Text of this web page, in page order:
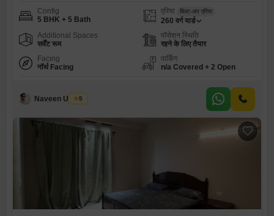
Config
5 BHK + 5 Bath
एरिया बिल्ट-अप एरिया
260 वर्ग यार्ड
Additional Spaces
सर्वेंट रूम
पॉसेशन स्थिति
रहने के लिए तैयार
Facing
नॉर्थ Facing
पार्किंग
n/a Covered + 2 Open
Naveen Ujinwal
5